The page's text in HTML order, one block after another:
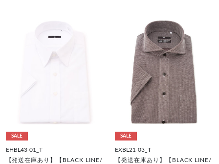
SALE
EHBL43-01_T
【発送在庫あり】【BLACK LINE/
SALE
EXBL21-03_T
【発送在庫あり】【BLACK LINE/